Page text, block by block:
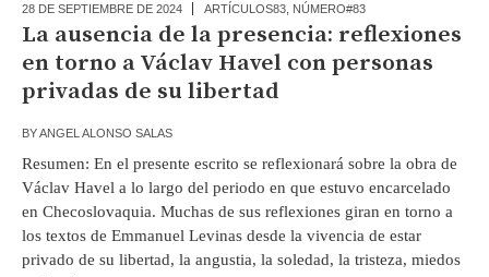
28 DE SEPTIEMBRE DE 2024 ARTÍCULOS83 NÚMERO#83
La ausencia de la presencia: reflexiones
en torno a Václav Havel con personas
privadas de su libertad
BYANGEL ALONSO SALAS
Resumen: En el presente escrito se reflexionará sobre la obra de
Václav Havel a lo largo del periodo en que estuvo encarcelado
en Checoslovaquia. Muchas de sus reflexiones giran en torno a
los textos de Emmanuel Levinas desde la vivencia de estar
privado de su libertad, la angustia, la soledad, la tristeza, miedos